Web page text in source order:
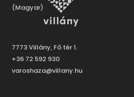
(Magyar)
7773 Villány, Fő tér 1.
+36 72 592 930
varoshaza@villany.hu